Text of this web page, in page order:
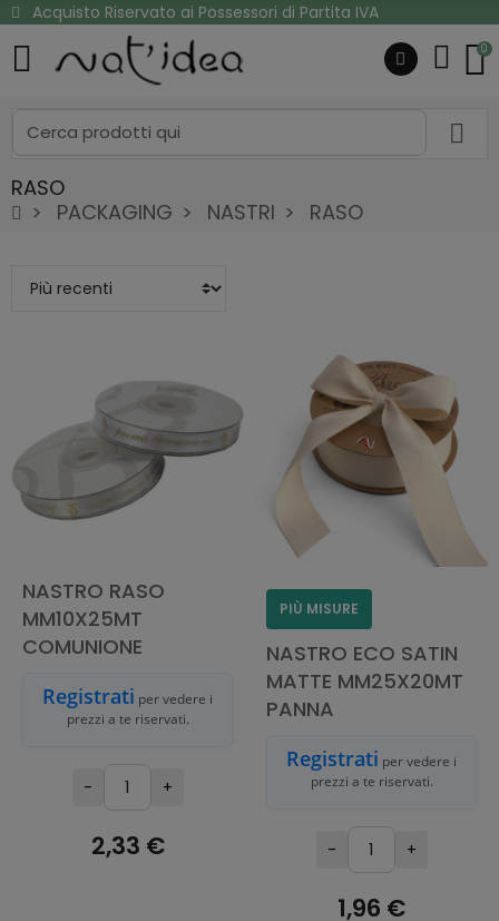
Acquisto Riservato ai Possessori di Partita IVA
0
RASO
PACKAGING
NASTRI RASO
NASTRO RASO
MM10X25MT
COMUNIONE
Registrati per vedere i
prezzi a te riservati.
- +
2,33 €
PIÙ MISURE
NASTRO ECO SATIN
MATTE MM25X20MT
PANNA
Registrati per vedere i
prezzi a te riservati.
- +
1,96 €